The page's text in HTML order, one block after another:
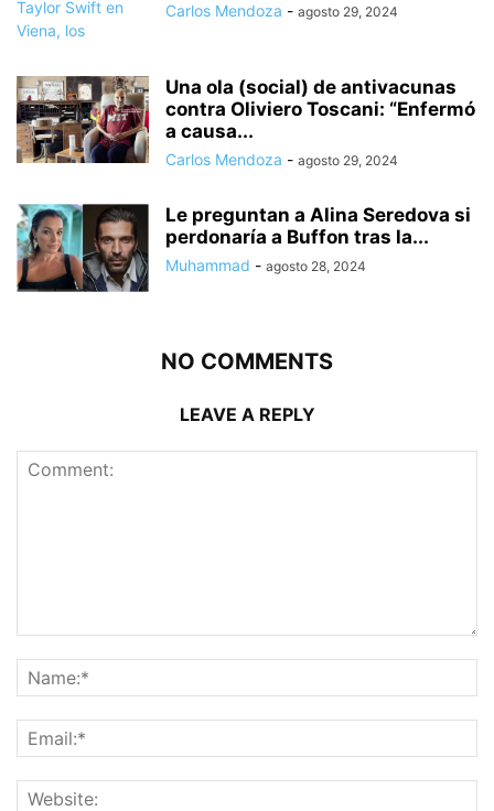
Carlos Mendoza - agosto 29, 2024
Una ola (social) de antivacunas
contra Oliviero Toscani: “Enfermó
a causa...
Carlos Mendoza - agosto 29, 2024
Le preguntan a Alina Seredova si
perdonaría a Buffon tras la...
Muhammad - agosto 28, 2024
NO COMMENTS
LEAVE A REPLY